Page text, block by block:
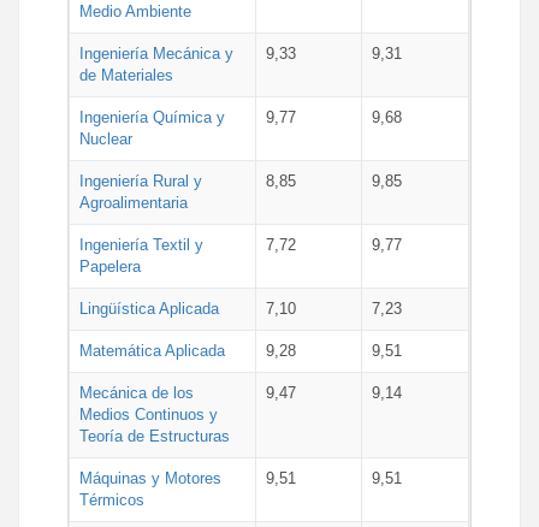
Medio Ambiente
Ingeniería Mecánica y
de Materiales
9,33 9,31
Ingeniería Química y
Nuclear
9,77 9,68
Ingeniería Rural y
Agroalimentaria
8,85 9,85
Ingeniería Textil y
Papelera
7,72 9,77
Lingüística Aplicada 7,10 7,23
Matemática Aplicada 9,28 9,51
Mecánica de los
Medios Continuos y
Teoría de Estructuras
9,47 9,14
Máquinas y Motores
Térmicos
9,51 9,51